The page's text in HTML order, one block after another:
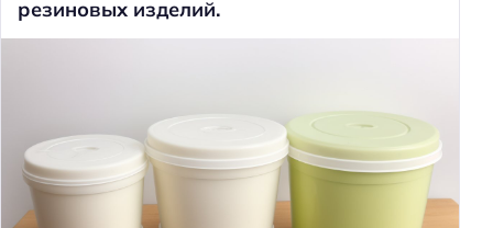
резиновых изделий.